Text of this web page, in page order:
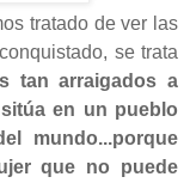
tratado de ver las
se trata
tan arraigados a
en un pueblo
mundo...porque
que no puede